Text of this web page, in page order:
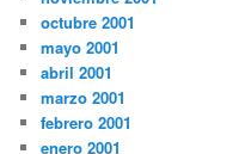
octubre 2001
mayo 2001
abril 2001
marzo 2001
febrero 2001
enero 2001